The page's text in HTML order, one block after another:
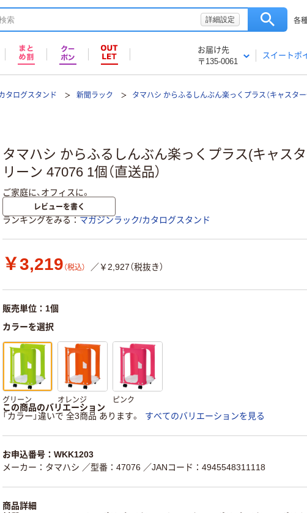
詳細設定 各
お届け先
〒135-0061
スイートポ
タログスタンド 新聞ラック タマハシ からふるしんぶん楽っくプラス（キャスター
タマハシ からふるしんぶん楽っくプラス(キャス
リーン 47076 1個（直送品）
ご家庭に、オフィスに。
レビューを書く
ランキングをみる マガジンラック/カタログスタンド
￥3,219 （税込） ／￥2,927（税抜き）
販売単位：1個
カラーを選択
グリーン オレンジ ピンク
この商品のバリエーション
「カラー」違いで 全3商品 あります。
すべてのバリエーションを見る
お申込番号：WKK1203
メーカー：タマハシ ／型番：47076 ／JANコード：4945548311118
商品詳細